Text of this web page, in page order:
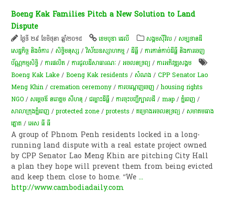
Boeng Kak Families Pitch a New Solution to Land
Dispute
ថ្ងៃទី ២៩ ខែមិថុនា ឆ្នាំ២០១៥ ខេមបូឌា ដេលី សង្គមស៊ីវិល /សម្បទានដី
សេដ្ឋកិច្ច និងចំការ /សិទ្ធិមនុស្ស /វិស័យឧស្សាហកម្ម /ដីធ្លី /ការកាន់កាប់​ដីធ្លី និង​ការចេញ​
ប័ណ្ណកម្មសិទ្ធិ​ /ការផលិត​ /ការជួលដីសាធារណៈ /​អចលនទ្រព្យ​ /ការ​អភិវឌ្ឍ​សង្គម
Boeng Kak Lake /Boeng Kak residents /សំណង /CPP Senator Lao
Meng Khin /cremation ceremony /ការបណ្តេញចេញ /housing rights
NGO /សម្ដេចឪ នរោត្តម សីហនុ /ជម្លោះ​ដីធ្លី /ការចុះបញ្ជីក្បាលដី /map /ភ្នំពេញ /
សាលាក្រុងភ្នំពេញ /protected zone /protests /គម្រោង​អចលនទ្រព្យ /សមាគមធាង​
ត្នោត /អេស ធី​ ធី
A group of Phnom Penh residents locked in a long-
running land dispute with a real estate project owned
by CPP Senator Lao Meng Khin are pitching City Hall
a plan they hope will prevent them from being evicted
and keep them close to home. “We...
http://www.cambodiadaily.com